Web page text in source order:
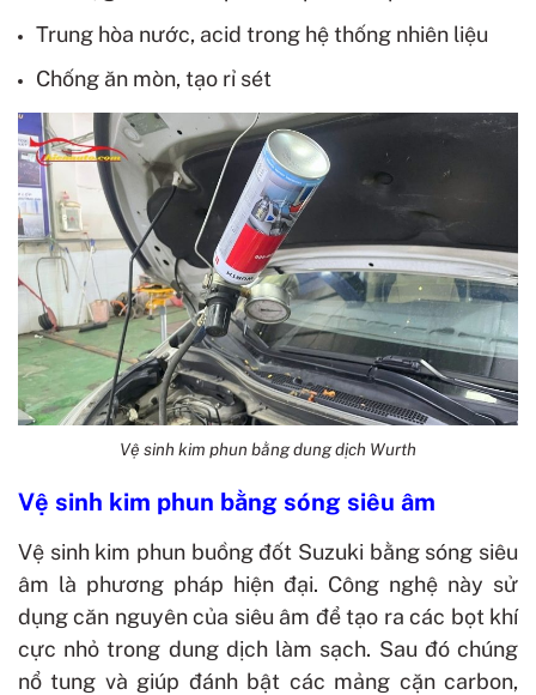
Trung hòa nước, acid trong hệ thống nhiên liệu
Chống ăn mòn, tạo rỉ sét
Vệ sinh kim phun bằng dung dịch Wurth
Vệ sinh kim phun bằng sóng siêu âm
Vệ sinh kim phun buồng đốt Suzuki bằng sóng siêu
âm là phương pháp hiện đại. Công nghệ này sử
dụng căn nguyên của siêu âm để tạo ra các bọt khí
cực nhỏ trong dung dịch làm sạch. Sau đó chúng
nổ tung và giúp đánh bật các mảng cặn carbon,